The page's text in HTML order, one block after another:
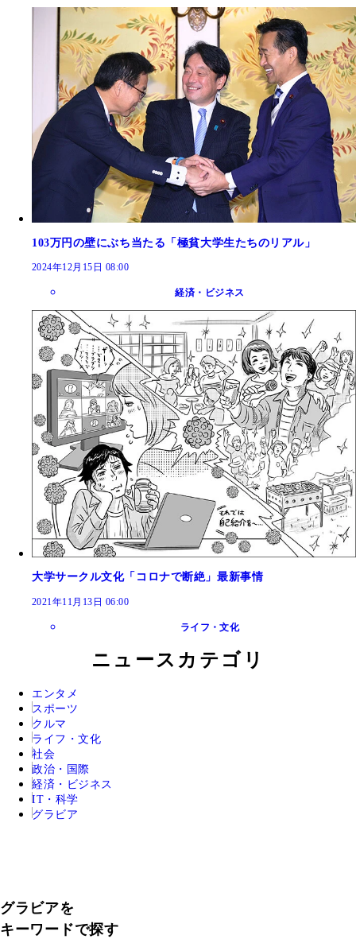
103万円の壁にぶち当たる「極貧大学生たちのリアル」
2024年12月15日 08:00
経済・ビジネス
大学サークル文化「コロナで断絶」最新事情
2021年11月13日 06:00
ライフ・文化
ニュースカテゴリ
エンタメ
スポーツ
クルマ
ライフ・文化
社会
政治・国際
経済・ビジネス
IT・科学
グラビア
グラビアを
キーワードで探す